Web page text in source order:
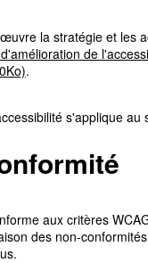
la stratégie et les
de
.
s'applique au
aux critères
des non-